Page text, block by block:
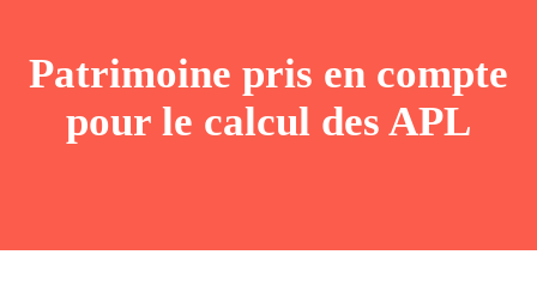
Patrimoine pris en compte
pour le calcul des APL